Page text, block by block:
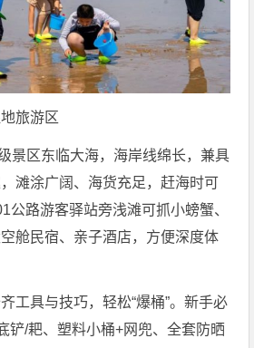
旅游区
景区东临大海，海岸线绵长，兼具
滩涂广阔、海货充足，赶海时可
公路游客驿站旁浅滩可抓小螃蟹、
舱民宿、亲子酒店，方便深度体
工具与技巧，轻松“爆桶”。新手必
铲/耙、塑料小桶+网兜、全套防晒